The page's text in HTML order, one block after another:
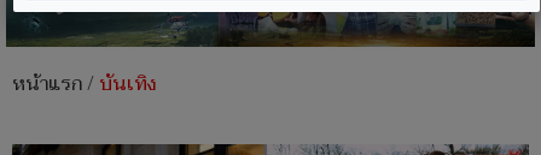
หน้าแรก/บันเทิง